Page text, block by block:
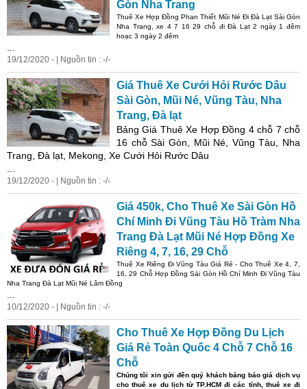
Gòn Nha Trang
Thuê Xe Hợp Đồng Phan Thiết Mũi Né ĐiĐà Lạt Sài Gòn
Nha Trang,xe 4 7 16 29 chỗ đi Đà Lạt 2 ngày 1 đêm
hoạc 3 ngày 2 đêm
19/12/2020 - | Nguồn tin : -/-
Giá Thuê Xe Cưới Hỏi Rước Dâu
Sài Gòn, Mũi Né, Vũng Tàu, Nha
Trang, Đà lạt
Bảng Giá Thuê Xe Hợp Đồng 4 chỗ 7 chỗ
16 chỗ Sài Gòn, Mũi Né, Vũng Tàu, Nha
Trang, Đà lạt, Mekong, Xe Cưới Hỏi Rước Dâu
19/12/2020 - | Nguồn tin : -/-
Giá 450k, Cho Thuê Xe Sài Gòn Hồ
Chí Minh Đi Vũng Tàu Hồ Tràm Nha
Trang Đà Lạt Mũi Né Hợp Đồng Xe
Riêng 4, 7, 16, 29 Chỗ
Thuê Xe Riêng ĐiVũng Tàu Giá Rẻ - ChoThuê Xe 4, 7,
16, 29 Chỗ Hợp Đồng Sài Gòn Hồ Chí Minh ĐiVũng Tàu
Nha Trang Đà Lạt Mũi Né Lâm Đồng
10/12/2020 - | Nguồn tin : -/-
Cho Thuê Xe Hợp Đồng Du Lịch
Giá Rẻ Toàn Quốc 4 Chỗ 7 Chỗ 16
Chỗ
Chúng tôi xin gửi đến quý khách bảng báo giá dịch vụ
chothuê xe du lịch từ TP.HCM đi các tỉnh, thuê xeđi